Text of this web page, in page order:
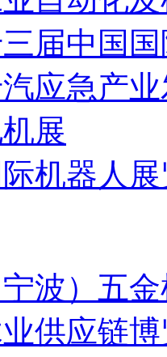
届中国
应急产
展
机器人
波）五
供应链